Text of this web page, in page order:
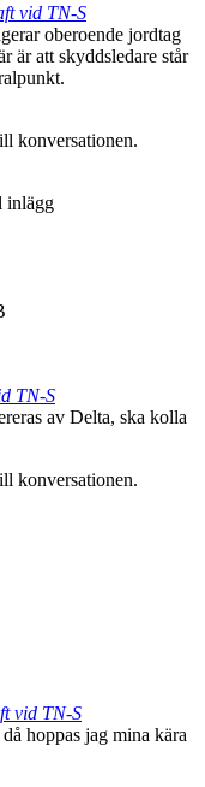
vid TN-S
oberoende jordtag
är att skyddsledare står
konversationen.
inlägg
TN-S
av Delta, ska kolla
konversationen.
vid TN-S
hoppas jag mina kära